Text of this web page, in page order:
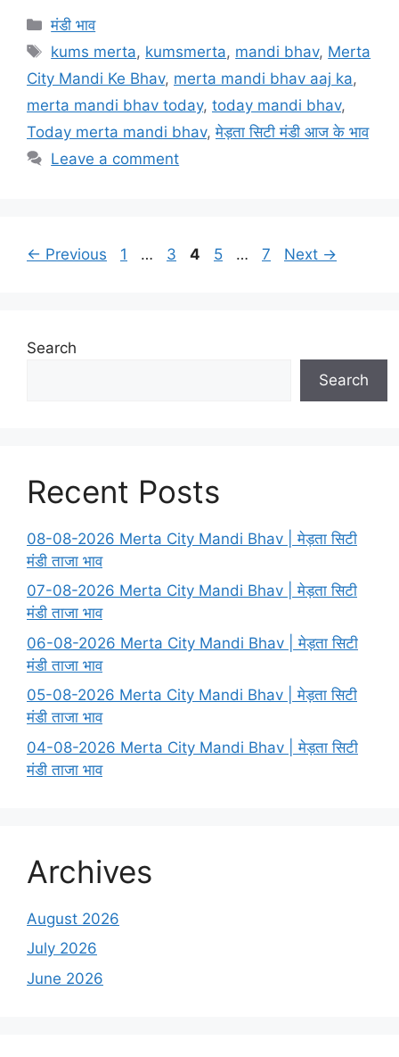
c
e
b
o
o
k
st
o
d
o
n
l
e
Categories
मंडी भाव
Tags
kums merta, kumsmerta, mandi bhav, Merta
City Mandi Ke Bhav, merta mandi bhav aaj ka,
merta mandi bhav today, today mandi bhav,
Today merta mandi bhav,मेड़ता सिटी मंडी आज के भाव
Leave a comment
← Previous Page
1 … Page
3 Page
4 Page
5 … Page
7 Next →
Search
Search
Recent Posts
08-08-2026 Merta City Mandi Bhav | मेड़ता सिटी
मंडी ताजा भाव
07-08-2026 Merta City Mandi Bhav | मेड़ता सिटी
मंडी ताजा भाव
06-08-2026 Merta City Mandi Bhav | मेड़ता सिटी
मंडी ताजा भाव
05-08-2026 Merta City Mandi Bhav | मेड़ता सिटी
मंडी ताजा भाव
04-08-2026 Merta City Mandi Bhav | मेड़ता सिटी
मंडी ताजा भाव
Archives
August 2026
July 2026
June 2026